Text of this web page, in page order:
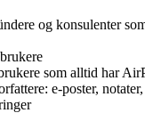
og konsulenter
som alltid har
e-poster,